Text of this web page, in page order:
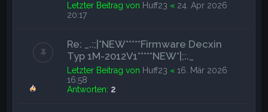
Letzter Beitrag von Huff23 « 24. Apr 2026
20:17
Re: _.:;|*NEW*****Firmware Decxin
Typ 1M-2012V1*****NEW*|;:._
Letzter Beitrag von Huff23 «16. Mär 2026
16:58
Antworten: 2